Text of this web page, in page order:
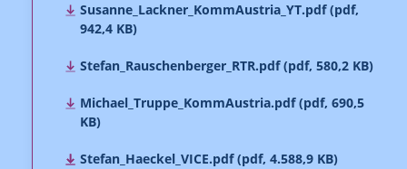
Susanne_Lackner_KommAustria_YT.pdf (pdf,
942,4 KB)
Stefan_Rauschenberger_RTR.pdf (pdf, 580,2 KB)
Michael_Truppe_KommAustria.pdf (pdf, 690,5
KB)
Stefan_Haeckel_VICE.pdf (pdf, 4.588,9 KB)